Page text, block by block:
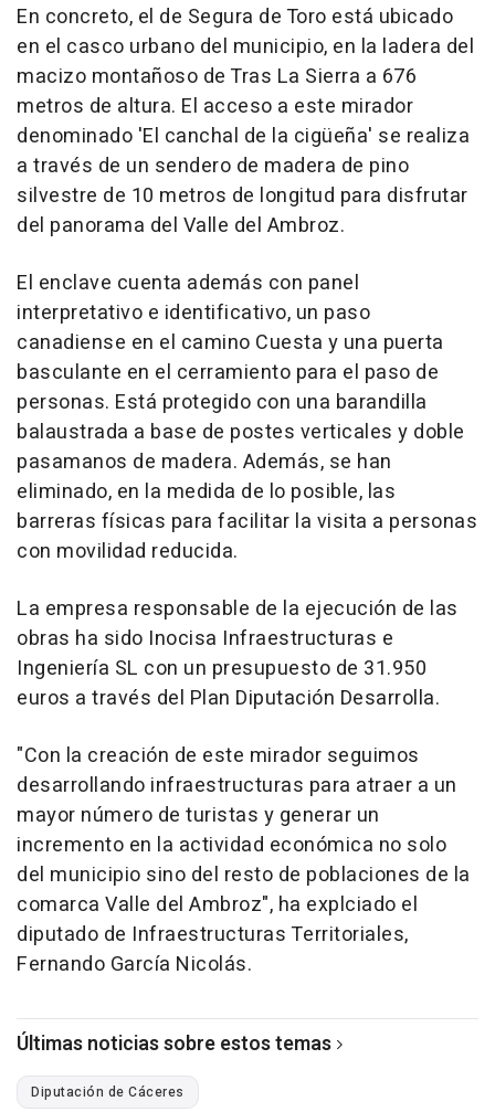
En concreto, el de Segura de Toro está ubicado
en el casco urbano del municipio, en la ladera del
macizo montañoso de Tras La Sierra a 676
metros de altura. El acceso a este mirador
denominado 'El canchal de la cigüeña' se realiza
a través de un sendero de madera de pino
silvestre de 10 metros de longitud para disfrutar
del panorama del Valle del Ambroz.
El enclave cuenta además con panel
interpretativo e identificativo, un paso
canadiense en el camino Cuesta y una puerta
basculante en el cerramiento para el paso de
personas. Está protegido con una barandilla
balaustrada a base de postes verticales y doble
pasamanos de madera. Además, se han
eliminado, en la medida de lo posible, las
barreras físicas para facilitar la visita a personas
con movilidad reducida.
La empresa responsable de la ejecución de las
obras ha sido Inocisa Infraestructuras e
Ingeniería SL con un presupuesto de 31.950
euros a través del Plan Diputación Desarrolla.
"Con la creación de este mirador seguimos
desarrollando infraestructuras para atraer a un
mayor número de turistas y generar un
incremento en la actividad económica no solo
del municipio sino del resto de poblaciones de la
comarca Valle del Ambroz", ha explciado el
diputado de Infraestructuras Territoriales,
Fernando García Nicolás.
Últimas noticias sobre estos temas
Diputación de Cáceres